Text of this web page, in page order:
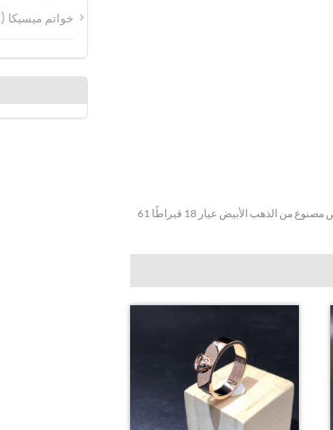
رخيصة سوار هيرميس كيلي مخصص مصنوع من الذهب الأبيض عيار 18 قيراطًا 61
خواتم ميسيكا (2)